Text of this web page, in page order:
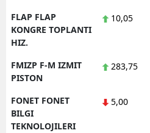
FLAP FLAP
KONGRE TOPLANTI
HIZ.
10,05
FMIZP F-M IZMIT
PISTON
283,75
FONET FONET
BILGI
TEKNOLOJILERI
5,00